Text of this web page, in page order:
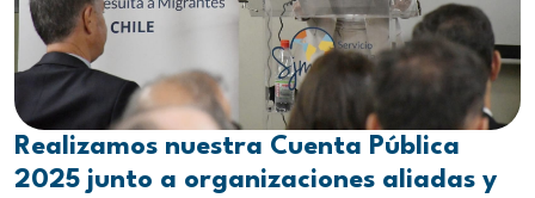
Realizamos nuestra Cuenta Pública
2025 junto a organizaciones aliadas y